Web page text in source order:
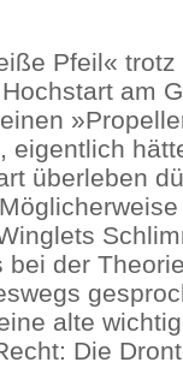
Pfeil«
am
eigentlich
überleben
der
alte
Die